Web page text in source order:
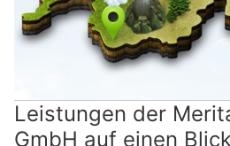
Leistungen der
GmbH auf einen Blick